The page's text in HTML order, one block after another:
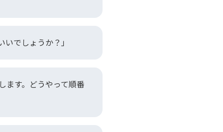
でしょうか？」
ます。どうやって順番